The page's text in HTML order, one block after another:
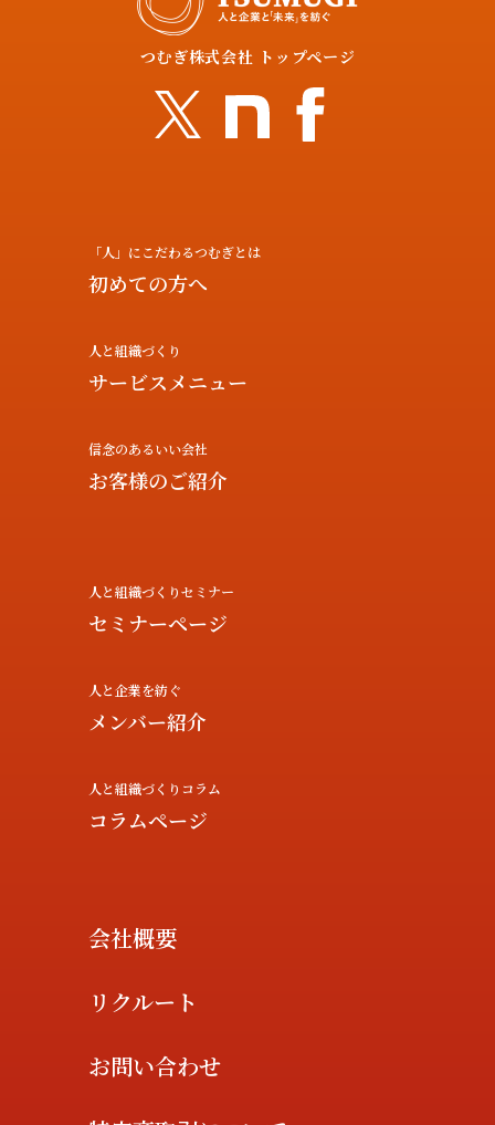
つむぎ株式会社 トップページ
「人」にこだわるつむぎとは
初めての方へ
人と組織づくり
サービスメニュー
信念のあるいい会社
お客様のご紹介
人と組織づくりセミナー
セミナーページ
人と企業を紡ぐ
メンバー紹介
人と組織づくりコラム
コラムページ
会社概要
リクルート
お問い合わせ